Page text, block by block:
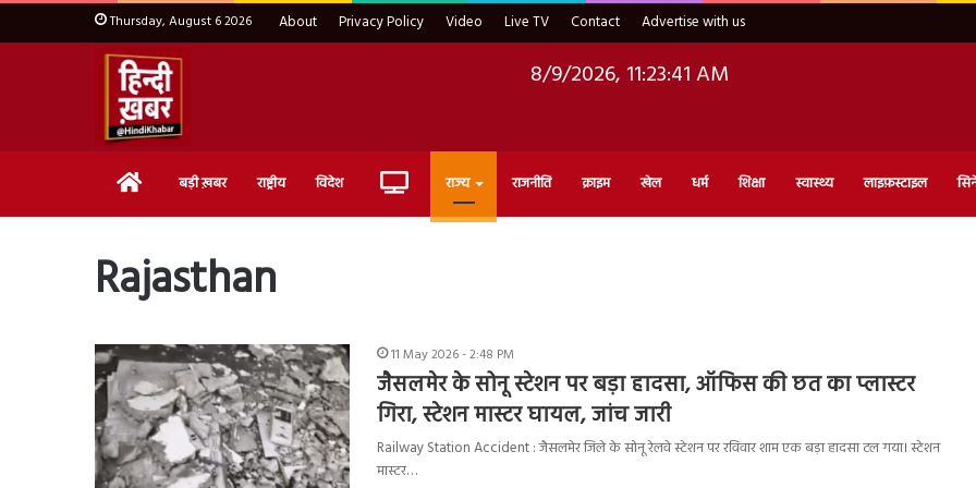
Thursday, August 6 2026 About Privacy Policy Video Live TV Contact Advertise with us
8/9/2026, 11:23:42 AM
Home बड़ी ख़बर राष्ट्रीय विदेश Live राज्य राजनीति क्राइम खेल धर्म शिक्षा स्वास्थ्य लाइफ़स्टाइल
Rajasthan
11 May 2026 - 2:48 PM
जैसलमेर के सोनू स्टेशन पर बड़ा हादसा, ऑफिस की छत का प्लास्टर
गिरा, स्टेशन मास्टर घायल, जांच जारी
Railway Station Accident : जैसलमेर जिले के सोनू रेलवे स्टेशन पर रविवार शाम एक बड़ा हादसा टल गया। स्टेशन
मास्टर…